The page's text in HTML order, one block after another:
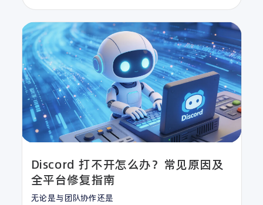
Discord 打不开怎么办？常见原因及
全平台修复指南
无论是与团队协作还是